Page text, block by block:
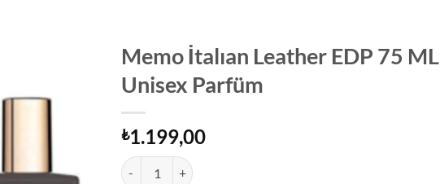
Memo İtalıan Leather EDP 75 ML
Unisex Parfüm
₺1.199,00
Memo İtalıan Leather EDP 75 ML Unisex Parfüm adet